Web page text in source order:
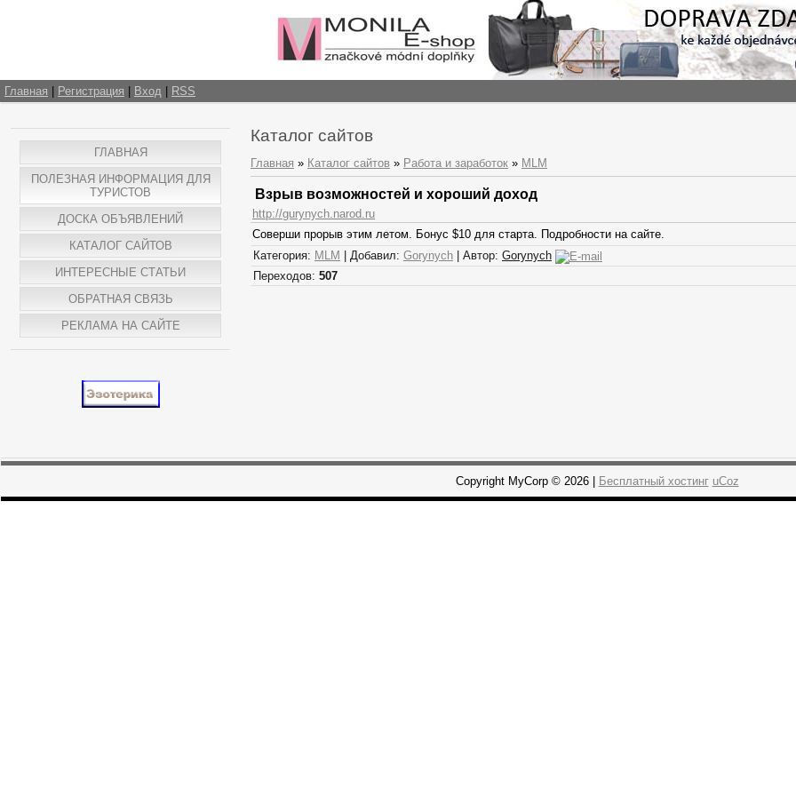
Главная Регистрация Вход RSS
ГЛАВНАЯ
ПОЛЕЗНАЯ ИНФОРМАЦИЯ ДЛЯ
ТУРИСТОВ
ДОСКА ОБЪЯВЛЕНИЙ
КАТАЛОГ САЙТОВ
ИНТЕРЕСНЫЕ СТАТЬИ
ОБРАТНАЯ СВЯЗЬ
РЕКЛАМА НА САЙТЕ
Каталог сайтов
Главная » Каталог сайтов » Работа и заработок » MLM
Взрыв возможностей и хороший доход
http://gurynych.narod.ru
Соверши прорыв этим летом. Бонус $10 для старта. Подробности на сайте.
Категория: MLM | Добавил: Gorynych | Автор: Gorynych
Переходов: 507
Copyright MyCorp © 2026 | Бесплатный хостинг uCoz